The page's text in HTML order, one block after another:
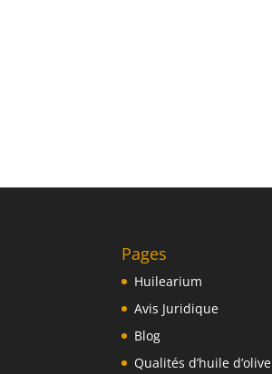
Pages
Huilearium
Avis Juridique
Blog
Qualités d’huile d’olive